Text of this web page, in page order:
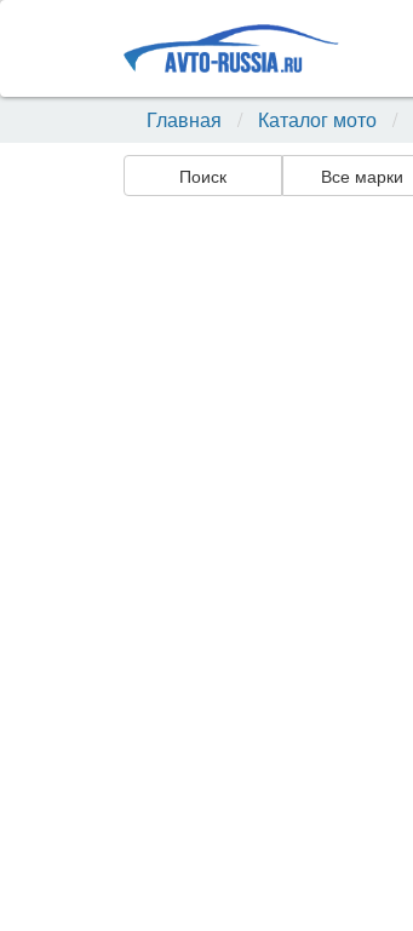
Главная Каталог мото
Поиск Все марки